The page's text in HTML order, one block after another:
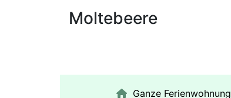
Moltebeere
Ganze Ferienwohnung